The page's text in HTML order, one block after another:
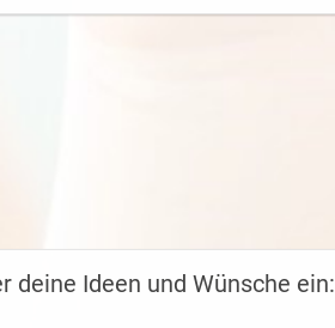
deine Ideen und Wünsche ein: